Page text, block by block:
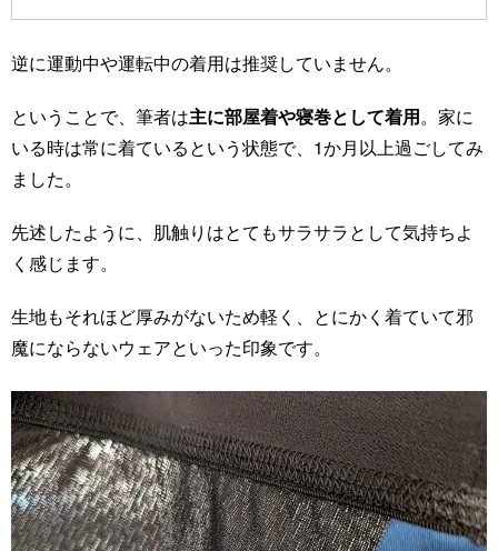
逆に運動中や運転中の着用は推奨していません。
ということで、筆者は主に部屋着や寝巻として着用。家に
いる時は常に着ているという状態で、1か月以上過ごしてみ
ました。
先述したように、肌触りはとてもサラサラとして気持ちよ
く感じます。
生地もそれほど厚みがないため軽く、とにかく着ていて邪
魔にならないウェアといった印象です。